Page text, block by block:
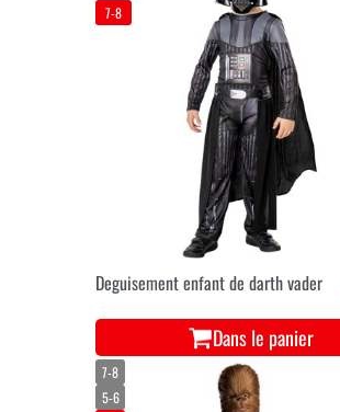
7-8
Deguisement enfant de darth vader
Dans le panier
7-8
5-6